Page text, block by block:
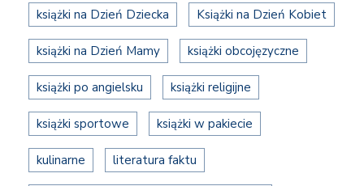
książki na Dzień Dziecka Książki na Dzień Kobiet
książki na Dzień Mamy książki obcojęzyczne
książki po angielsku książki religijne
książki sportowe książki w pakiecie
kulinarne literatura faktu